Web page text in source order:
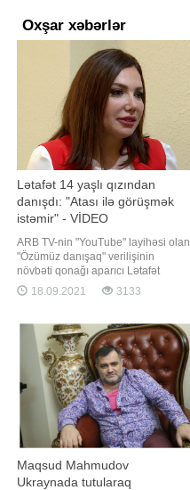
Oxşar xəbərlər
Lətafət 14 yaşlı qızından
danışdı: "Atası ilə görüşmək
istəmir" - VİDEO
ARB TV-nin "YouTube" layihəsi olan
"Özümüz danışaq" verilişinin
növbəti qonağı aparıcı Lətafət
Ələkbərova olub. Tanınmış aparıcı
tək övlad böyütməyin çətin
başa düşür. Çox yaxşı dost
olmuşuq. Musiqini çox sevir. Vokal
dərsi alır. Qızımın 1
18.09.2021 3133
Maqsud Mahmudov
Ukraynada tutularaq